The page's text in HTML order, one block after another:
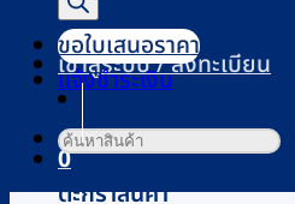
เข้าสู่ระบบ / ลงทะเบียน
0
ตะกร้าสินค้า
ขอใบเสนอราคา
แจ้งชำระเงิน
ค้นหา: